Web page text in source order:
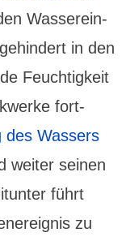
Wasser­ein­
in den
Feuchtig­keit
fort­
des Wassers
weiter seinen
führt
zu